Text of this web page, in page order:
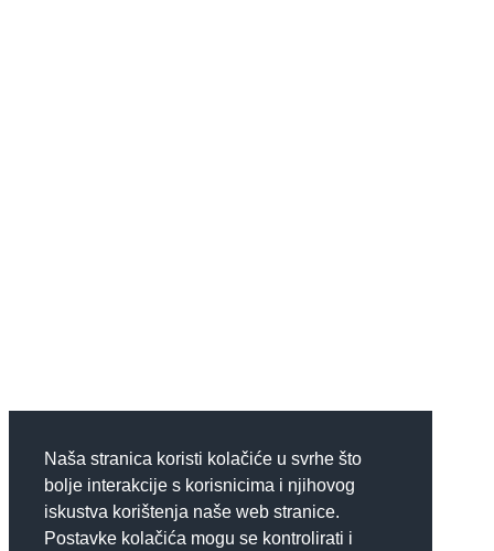
Naša stranica koristi kolačiće u svrhe što
bolje interakcije s korisnicima i njihovog
iskustva korištenja naše web stranice.
Postavke kolačića mogu se kontrolirati i